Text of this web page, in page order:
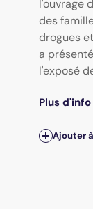
l'ouvrage
des
drogues
a
l'exposé
Plus d'info
Ajouter